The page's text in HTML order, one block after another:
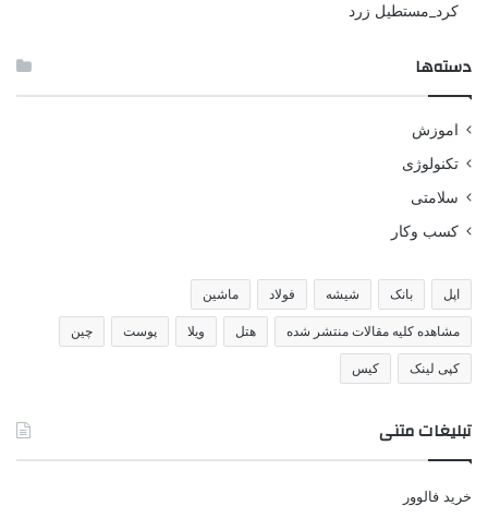
کرد_مستطیل زرد
دسته‌ها
اموزش
تکنولوژی
سلامتی
کسب وکار
اپل بانک شیشه فولاد ماشین
مشاهده کلیه مقالات منتشر شده هتل ویلا پوست چین
کپی لینک کیس
تبلیغات متنی
خرید فالوور